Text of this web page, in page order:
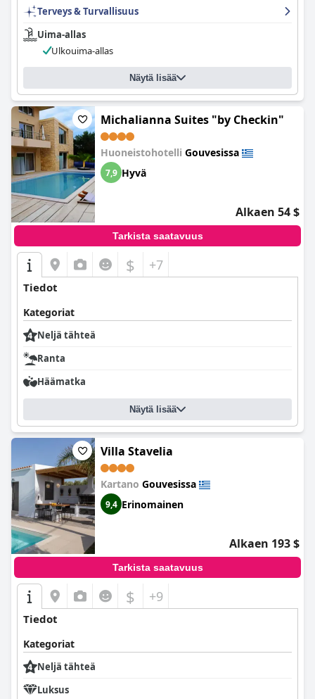
Terveys & Turvallisuus
Uima-allas
Ulkouima-allas
Näytä lisää
Michalianna Suites "by Checkin"
Huoneistohotelli Gouvesissa
7,9 Hyvä
Alkaen 54 $
Tarkista saatavuus
$ +7
Tiedot
Kategoriat
Neljä tähteä
Ranta
Häämatka
Näytä lisää
Villa Stavelia
Kartano Gouvesissa
9,4 Erinomainen
Alkaen 193 $
Tarkista saatavuus
$ +9
Tiedot
Kategoriat
Neljä tähteä
Luksus